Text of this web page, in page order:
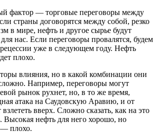
фактор — торговые переговоры между
страны договорятся между собой, резко
в мире, нефть и другое сырье будут
нас. Если переговоры провалятся, будем
уже в следующем году. Нефть
плохо.
влияния, но в какой комбинации они
сложно. Например, переговоры могут
рынок рухнет, но, в то же время,
атака на Саудовскую Аравию, и от
вверх. Сложно сказать, как на это
Высокая нефть для него хорошо, но
— плохо.